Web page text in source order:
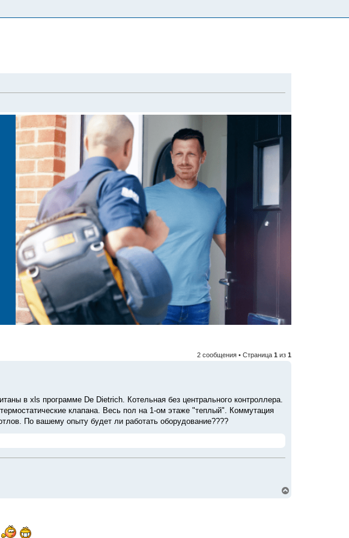
2 сообщения • Страница 1 из 1
в xls программе De Dietrich. Котельная без центрального контроллера.
клапана. Весь пол на 1-ом этаже "теплый". Коммутация
По вашему опыту будет ли работать оборудование????